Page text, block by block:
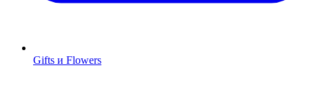
Gifts и Flowers